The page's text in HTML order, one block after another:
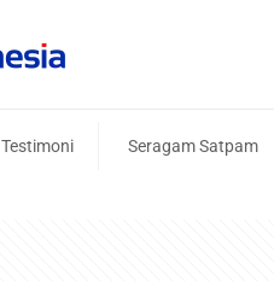
Testimoni Seragam Satpam